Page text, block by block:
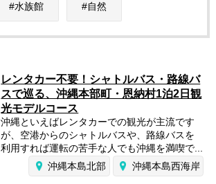
水族館 自然
レンタカー不要！シャトルバス・路線バ
スで巡る、沖縄本部町・恩納村1泊2日観
光モデルコース
沖縄といえばレンタカーでの観光が主流です
が、空港からのシャトルバスや、路線バスを
利用すれば運転の苦手な人でも沖縄を満喫で...
沖縄本島北部
沖縄本島西海岸